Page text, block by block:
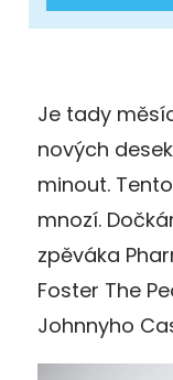
Je tady
nových
minout.
mnozí.
zpěváka
Foster The
Johnnyho